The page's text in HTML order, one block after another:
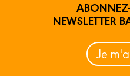
NEWSLETTER
Je